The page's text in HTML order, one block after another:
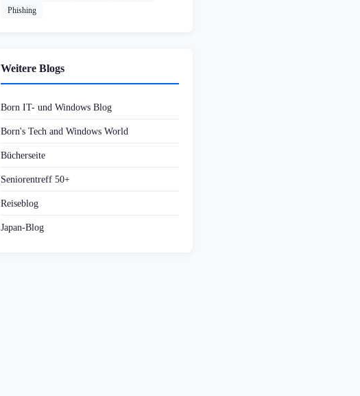
Phishing
Weitere Blogs
Born IT- und Windows Blog
Born's Tech and Windows World
Bücherseite
Seniorentreff 50+
Reiseblog
Japan-Blog